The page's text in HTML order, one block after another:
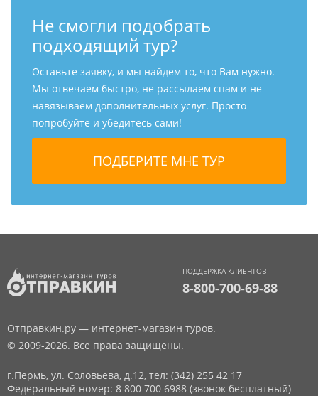
Не смогли подобрать
подходящий тур?
Оставьте заявку, и мы найдем то, что Вам нужно.
Мы отвечаем быстро, не рассылаем спам и не
навязываем дополнительных услуг. Просто
попробуйте и убедитесь сами!
ПОДДЕРЖКА КЛИЕНТОВ
8-800-700-69-88
Отправкин.ру — интернет-магазин туров.
© 2009-2026. Все права защищены.
г.Пермь, ул. Соловьева, д.12, тел: (342) 255 42 17
Федеральный номер: 8 800 700 6988 (звонок бесплатный)